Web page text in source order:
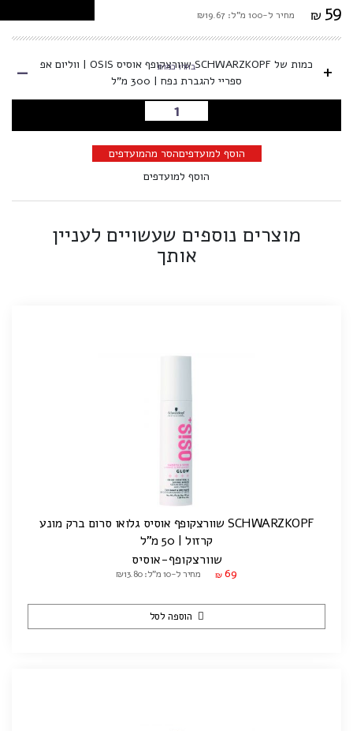
₪ 59 מחיר ל-100 מ"ל: ₪19.67
+
כמות של SCHWARZKOPF שוורצקופף אוסיס OSIS | ווליום אפ
ספריי להגברת נפח | 300 מ"ל
בחרו כמות -
הוספה לסל
הוסף למועדפיםהסר מהמועדפים
הוסף למועדפים
מוצרים נוספים שעשויים לעניין
אותך
SCHWARZKOPF שוורצקופף אוסיס גלואו סרום ברק מונע
קרזול | 50 מ"ל
שוורצקופף-אוסיס
₪ 69 מחיר ל-10 מ"ל: ₪13.80
הוספה לסל